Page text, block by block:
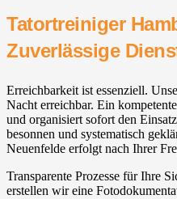
Tatortreiniger
Zuverlässige
Erreichbarkeit ist essenziell.
Nacht erreichbar. Ein
und organisiert sofort den
besonnen und systematisch
Neuenfelde erfolgt nach Ihrer
Transparente Prozesse für Ihre
erstellen wir eine